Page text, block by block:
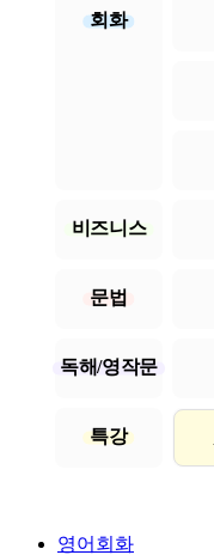
회화
비즈니스
문법
독해/영작문
특강
영어회화